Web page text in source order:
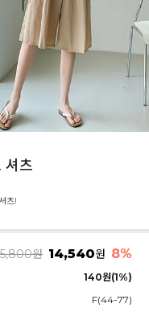
셔츠
츠!
원 14,540원 8%
140원(1%)
F(44-77)